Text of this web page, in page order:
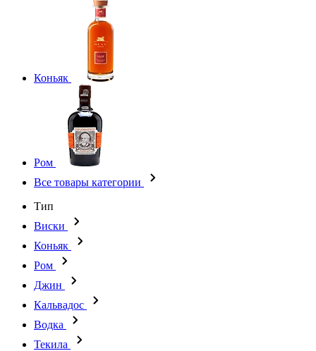
Коньяк
Ром
Все товары категории
Тип
Виски
Коньяк
Ром
Джин
Кальвадос
Водка
Текила